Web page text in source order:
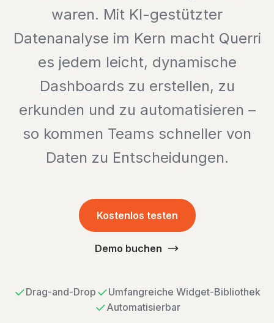
waren. Mit KI-gestützter
Datenanalyse im Kern macht Querri
es jedem leicht, dynamische
Dashboards zu erstellen, zu
erkunden und zu automatisieren –
so kommen Teams schneller von
Daten zu Entscheidungen.
Kostenlos testen
Demo buchen
Drag-and-Drop
Umfangreiche Widget-Bibliothek
Automatisierbar